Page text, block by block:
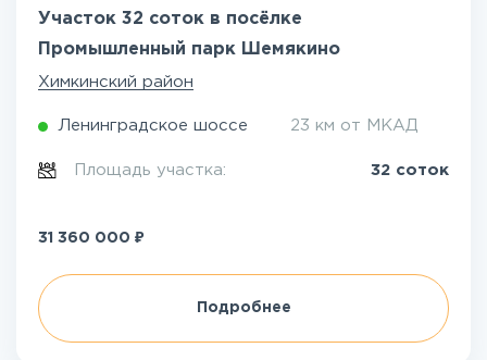
Участок 32 соток в посёлке
Промышленный парк Шемякино
Химкинский район
Ленинградское шоссе 23 км от МКАД
Площадь участка: 32 соток
31 360 000 ₽
Подробнее